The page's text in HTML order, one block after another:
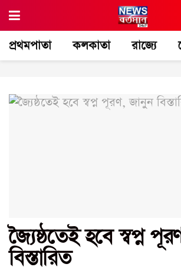
প্রথমপাতা কলকাতা রাজ্যে
জ্যৈষ্ঠতেই হবে স্বপ্ন
বিস্তারিত